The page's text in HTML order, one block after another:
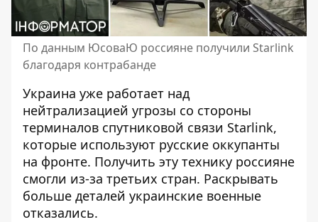
По данным ЮсоваЮ россияне получили Starlink
благодаря контрабанде
Украина уже работает над
нейтрализацией угрозы со стороны
терминалов спутниковой связи Starlink,
которые используют русские оккупанты
на фронте. Получить эту технику россияне
смогли из-за третьих стран. Раскрывать
больше деталей украинские военные
отказались.